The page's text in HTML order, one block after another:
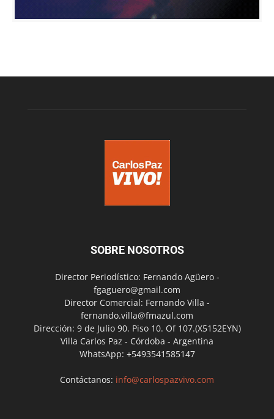
SOBRE NOSOTROS
Director Periodístico: Fernando Agüero -
fgaguero@gmail.com
Director Comercial: Fernando Villa -
fernando.villa@fmazul.com
Dirección: 9 de Julio 90. Piso 10. Of 107.(X5152EYN)
Villa Carlos Paz - Córdoba - Argentina
WhatsApp: +5493541585147
Contáctanos: info@carlospazvivo.com